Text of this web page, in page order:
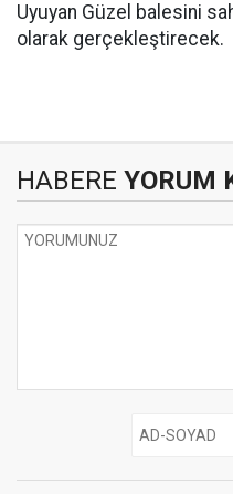
Uyuyan Güzel balesini
olarak gerçekleştirecek.
HABERE YORUM